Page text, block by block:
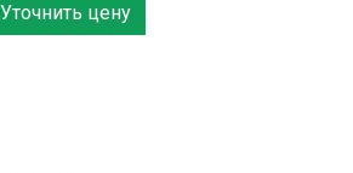
Уточнить цену